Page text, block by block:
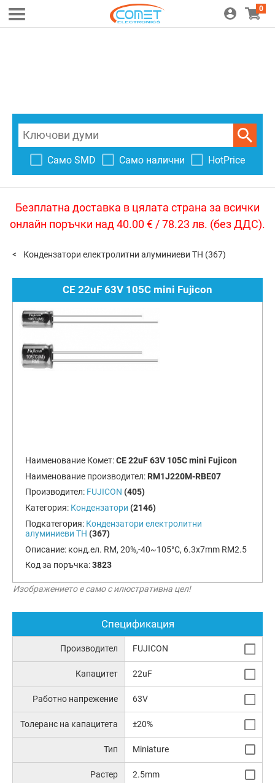
0
Само SMD Само налични HotPrice
Безплатна доставка в цялата страна за всички
онлайн поръчки над 40.00 € / 78.23 лв. (без ДДС).
Кондензатори електролитни алуминиеви TH (367)
CE 22uF 63V 105C mini Fujicon
Наименование Комет:CE 22uF 63V 105C mini Fujicon
Наименование производител: RM1J220M-RBE07
Производител: FUJICON (405)
Категория: Кондензатори (2146)
Подкатегория: Кондензатори електролитни
алуминиеви TH (367)
Описание: конд.ел. RM, 20%,-40~105°C, 6.3x7mm RM2.5
Код за поръчка:3823
Изображението е само с илюстративна цел!
Спецификация
Производител FUJICON
Капацитет 22uF
Работно напрежение 63V
Толеранс на капацитета ±20%
Тип Miniature
Растер 2.5mm